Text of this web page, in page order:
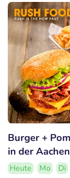
Burger +
in der
Heute Mo Di